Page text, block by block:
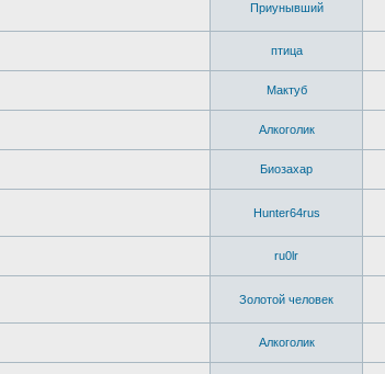
Приунывший
птица
Мактуб
Алкоголик
Биозахар
Hunter64rus
ru0lr
Золотой человек
Алкоголик